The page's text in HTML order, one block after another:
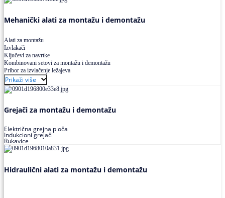
Mehanički alati za montažu i demontažu
Alati za montažu
Izvlakači
Ključevi za navrtke
Kombinovani setovi za montažu i demontažu
Pribor za izvlačenje ležajeva
Prikaži više
Grejači za montažu i demontažu
Električna grejna ploča
Indukcioni grejači
Rukavice
Hidraulični alati za montažu i demontažu